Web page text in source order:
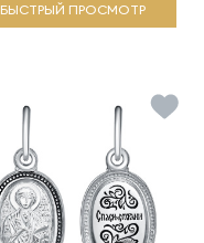
БЫСТРЫЙ ПРОСМОТР